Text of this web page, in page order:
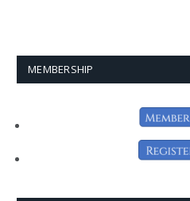
MEMBERSHIP